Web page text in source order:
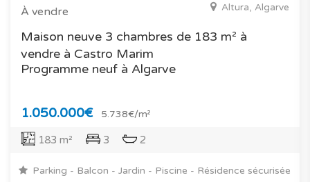
À vendre Altura, Algarve
Maison neuve 3 chambres de 183 m² à
vendre à Castro Marim
Programme neuf à Algarve
1.050.000€ 5.738€/m²
183 m² 3 2
Parking - Balcon - Jardin - Piscine - Résidence sécurisée